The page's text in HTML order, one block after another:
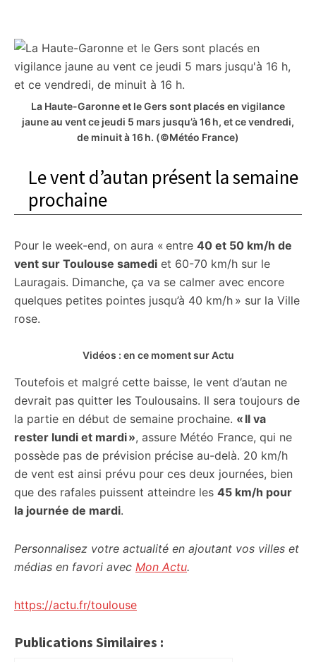
La Haute-Garonne et le Gers sont placés en vigilance
jaune au vent ce jeudi 5 mars jusqu’à 16 h, et ce vendredi,
de minuit à 16 h. (©Météo France)
Le vent d’autan présent la semaine
prochaine
Pour le week-end, on aura « entre 40 et 50 km/h de
vent sur Toulouse samedi et 60-70 km/h sur le
Lauragais. Dimanche, ça va se calmer avec encore
quelques petites pointes jusqu’à 40 km/h » sur la Ville
rose.
Vidéos : en ce moment sur Actu
Toutefois et malgré cette baisse, le vent d’autan ne
devrait pas quitter les Toulousains. Il sera toujours de
la partie en début de semaine prochaine. « Il va
rester lundi et mardi », assure Météo France, qui ne
possède pas de prévision précise au-delà. 20 km/h
de vent est ainsi prévu pour ces deux journées, bien
que des rafales puissent atteindre les 45 km/h pour
la journée de mardi.
Personnalisez votre actualité en ajoutant vos villes et
médias en favori avec Mon Actu.
https://actu.fr/toulouse
Publications Similaires :